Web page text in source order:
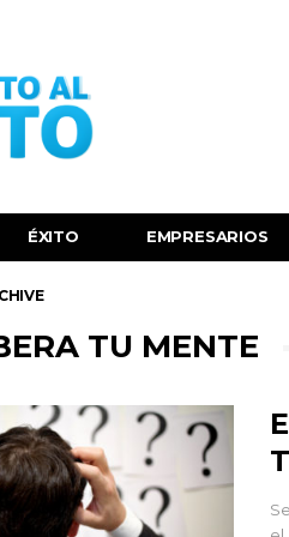
ÉXITO‬ EMPRESARIOS
TU MENTE